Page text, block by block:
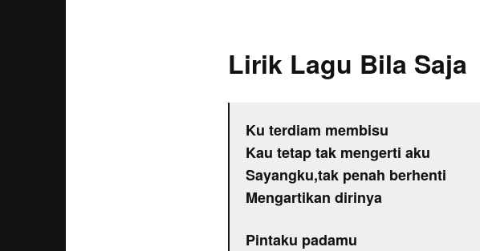
Lirik Lagu Bila Saja
Ku terdiam membisu
Kau tetap tak mengerti aku
Sayangku,tak penah berhenti
Mengartikan dirinya
Pintaku padamu